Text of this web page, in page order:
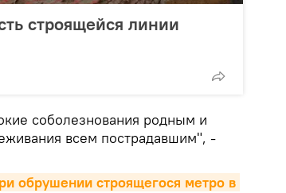
строящейся линии
соболезнования родным и
всем пострадавшим", -
обрушении строящегося метро в